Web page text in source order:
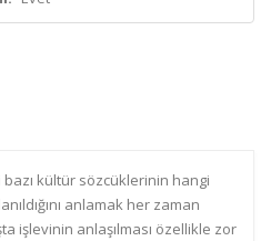
bazı kültür sözcüklerinin hangi
anlamak her zaman
işlevinin anlaşılması özellikle zor